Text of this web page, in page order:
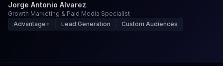
Jorge Antonio Alvarez
Growth Marketing & Paid Media Specialist
Advantage+
Lead Generation Custom Audiences